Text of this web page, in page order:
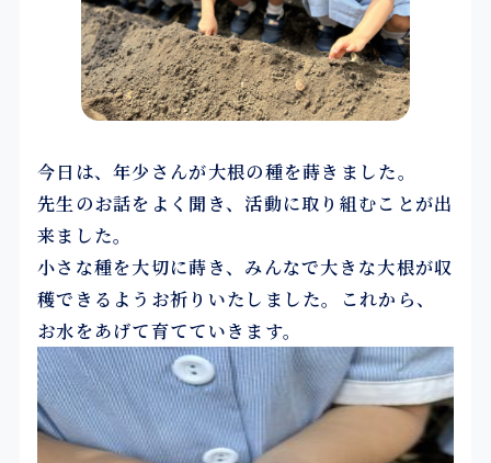
今日は、年少さんが大根の種を蒔きました。
先生のお話をよく聞き、活動に取り組むことが出
来ました。
小さな種を大切に蒔き、みんなで大きな大根が収
穫できるようお祈りいたしました。これから、
お水をあげて育てていきます。